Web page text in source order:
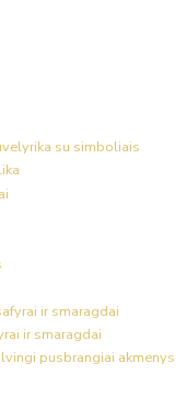
su simboliais
ir smaragdai
pusbrangiai akmenys